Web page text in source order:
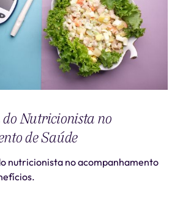
Nutricionista no
de Saúde
nutricionista no acompanhamento